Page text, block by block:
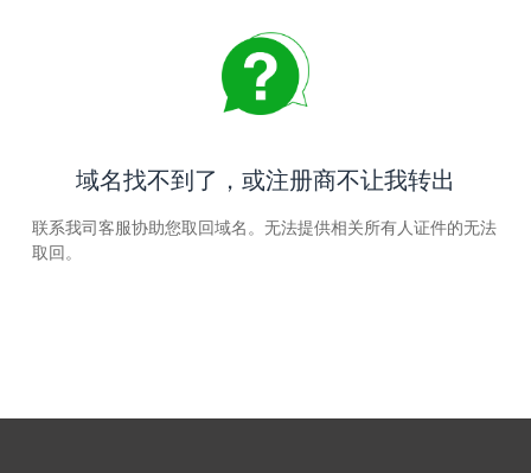
域名找不到了，或注册商不让我转出
联系我司客服协助您取回域名。无法提供相关所有人证件的无法
取回。